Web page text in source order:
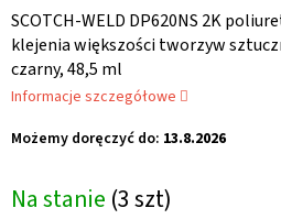
Na stanie (3 szt)
Możemy doręczyć do: 13.8.2026
SCOTCH-WELD DP620NS 2K
klejenia większości tworzyw
czarny, 48,5 ml
Informacje szczegółowe